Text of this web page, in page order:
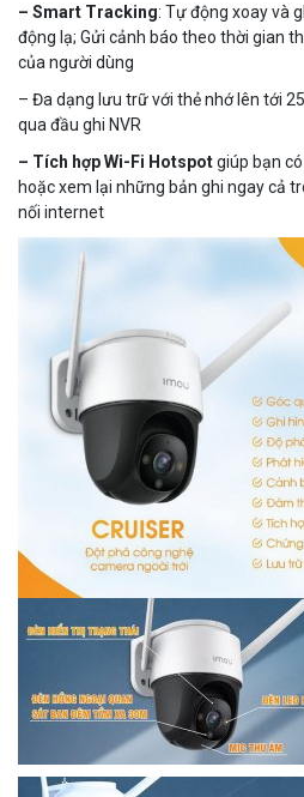
– Smart Tracking: Tự động xoay và
động lạ; Gửi cảnh báo theo thời gian
của người dùng
– Đa dạng lưu trữ với thẻ nhớ lên tới
qua đầu ghi NVR
– Tích hợp Wi-Fi Hotspotgiúp bạn
hoặc xem lại những bản ghi ngay cả
nối internet